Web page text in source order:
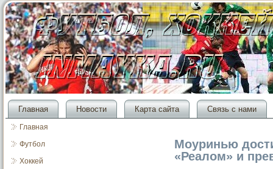
Главная Новости Карта сайта Связь с нами
Главная
Футбол
Хоккей
Моуринью
«Реалом» и